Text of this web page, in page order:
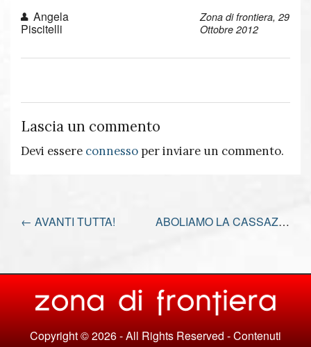
Angela
Piscitelli
Zona di frontiera, 29
Ottobre 2012
Lascia un commento
Devi essere connesso per inviare un commento.
← AVANTI TUTTA! ABOLIAMO LA CASSAZIONE
Copyright © 2026 - All Rights Reserved - Contenuti